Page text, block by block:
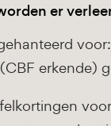
er
erkende)